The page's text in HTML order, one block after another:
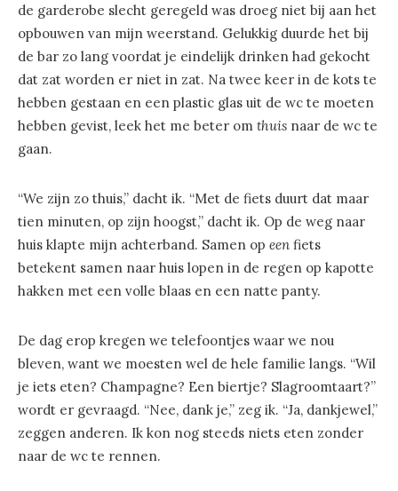
de garderobe slecht geregeld was droeg niet bij aan het
opbouwen van mijn weerstand. Gelukkig duurde het bij
de bar zo lang voordat je eindelijk drinken had gekocht
dat zat worden er niet in zat. Na twee keer in de kots te
hebben gestaan en een plastic glas uit de wc te moeten
hebben gevist, leek het me beter om thuis naar de wc te
gaan.
“We zijn zo thuis,” dacht ik. “Met de fiets duurt dat maar
tien minuten, op zijn hoogst,” dacht ik. Op de weg naar
huis klapte mijn achterband. Samen op een fiets
betekent samen naar huis lopen in de regen op kapotte
hakken met een volle blaas en een natte panty.
De dag erop kregen we telefoontjes waar we nou
bleven, want we moesten wel de hele familie langs. “Wil
je iets eten? Champagne? Een biertje? Slagroomtaart?”
wordt er gevraagd. “Nee, dank je,” zeg ik. “Ja, dankjewel,”
zeggen anderen. Ik kon nog steeds niets eten zonder
naar de wc te rennen.